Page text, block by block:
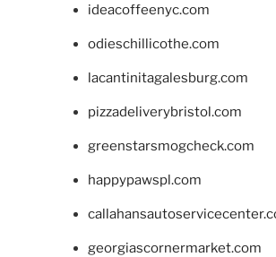
ideacoffeenyc.com
odieschillicothe.com
lacantinitagalesburg.com
pizzadeliverybristol.com
greenstarsmogcheck.com
happypawspl.com
georgiascornermarket.com